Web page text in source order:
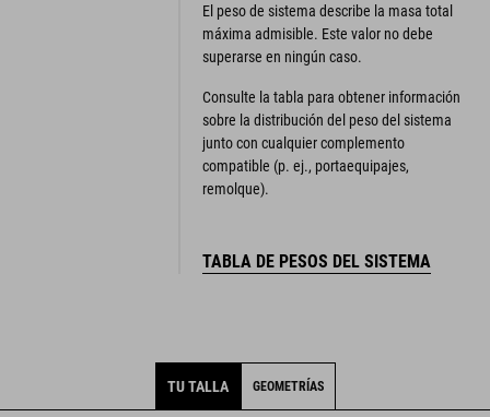
El peso de sistema describe la masa total
máxima admisible. Este valor no debe
superarse en ningún caso.
Consulte la tabla para obtener información
sobre la distribución del peso del sistema
junto con cualquier complemento
compatible (p. ej., portaequipajes,
remolque).
TABLA DE PESOS DEL SISTEMA
TU TALLA GEOMETRÍAS